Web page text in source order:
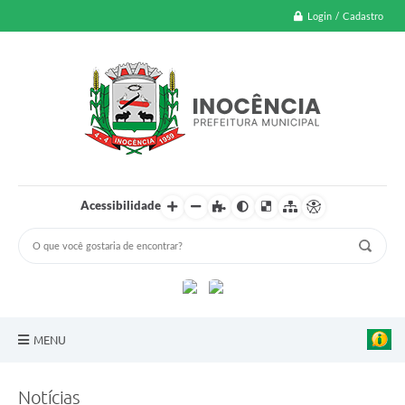
Login / Cadastro
Acessibilidade
MENU
Notícias